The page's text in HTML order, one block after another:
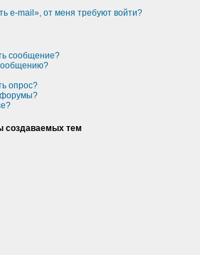
e-mail», от меня требуют войти?
сообщение?
опрос?
форумы?
создаваемых тем